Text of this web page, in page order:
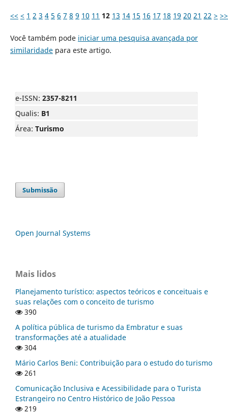
<< < 1 2 3 4 5 6 7 8 9 10 11 12 13 14 15 16 17 18 19 20 21 22 > >>
Você também pode iniciar uma pesquisa avançada por
similaridadepara este artigo.
e-ISSN: 2357-8211
Qualis: B1
Área: Turismo
Submissão
Open Journal Systems
Mais lidos
Planejamento turístico: aspectos teóricos e conceituais e
suas relações com o conceito de turismo
390
A política pública de turismo da Embratur e suas
transformações até a atualidade
304
Mário Carlos Beni: Contribuição para o estudo do turismo
261
Comunicação Inclusiva e Acessibilidade para o Turista
Estrangeiro no Centro Histórico de João Pessoa
219